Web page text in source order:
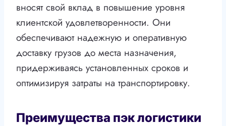
вносят свой вклад в повышение уровня
клиентской удовлетворенности. Они
обеспечивают надежную и оперативную
доставку грузов до места назначения,
придерживаясь установленных сроков и
оптимизируя затраты на транспортировку.
Преимущества пэк логистики